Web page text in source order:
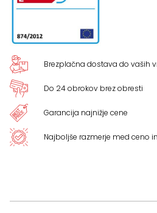
Brezplačna dostava do vaših
Do 24 obrokov brez obresti
Garancija najnižje cene
Najboljše razmerje med ceno